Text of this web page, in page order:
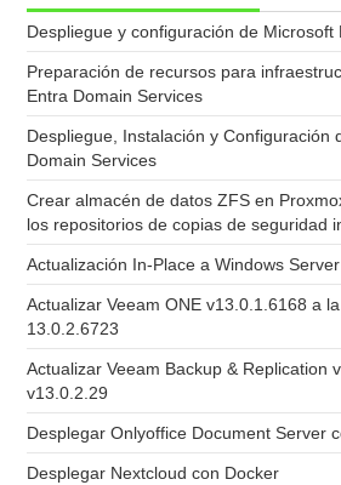
Despliegue y configuración de Microsoft
Preparación de recursos para
Entra Domain Services
Despliegue, Instalación y Configuración
Domain Services
Crear almacén de datos ZFS en
los repositorios de copias de seguridad
Actualización In-Place a Windows
Actualizar Veeam ONE v13.0.1.6168 a
13.0.2.6723
Actualizar Veeam Backup & Replication
v13.0.2.29
Desplegar Onlyoffice Document Server
Desplegar Nextcloud con Docker